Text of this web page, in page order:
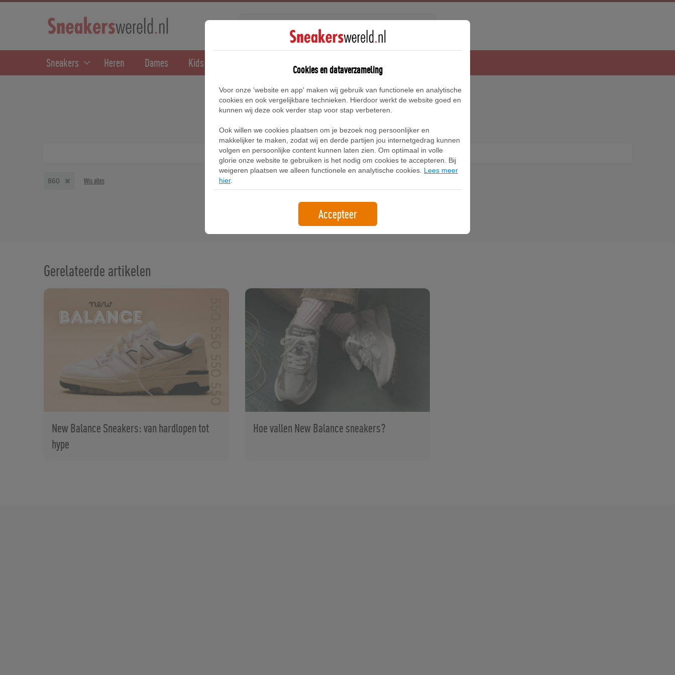
Sneakers Heren Dames Kids
Home New Balance 860 Sneakers
New Balance 860 Sneakers
Filter 1
860 Wis alles
Gerelateerde artikelen
New Balance Sneakers: van hardlopen tot
hype
Hoe vallen New Balance sneakers?
Cookies en dataverzameling
Voor onze 'website en app' maken wij gebruik van functionele en analytische
cookies en ook vergelijkbare technieken. Hierdoor werkt de website goed en
kunnen wij deze ook verder stap voor stap verbeteren.
Ook willen we cookies plaatsen om je bezoek nog persoonlijker en
makkelijker te maken, zodat wij en derde partijen jou internetgedrag kunnen
volgen en persoonlijke content kunnen laten zien. Om optimaal in volle
glorie onze website te gebruiken is het nodig om cookies te accepteren. Bij
weigeren plaatsen we alleen functionele en analytische cookies. Lees meer
hier.
Accepteer